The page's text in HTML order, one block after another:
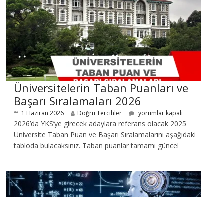
Üniversitelerin Taban Puanları ve
Başarı Sıralamaları 2026
1 Haziran 2026 Doğru Tercihler yorumlar kapalı
2026’da YKS’ye girecek adaylara referans olacak 2025
Üniversite Taban Puan ve Başarı Sıralamalarını aşağıdaki
tabloda bulacaksınız. Taban puanlar tamamı güncel